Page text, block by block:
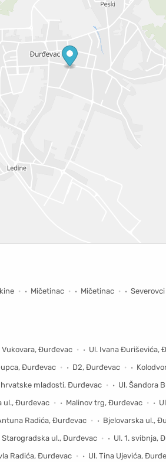
Mičetinac Mičetinac Severovci
Vukovara, Đurđevac Ul. Ivana Đuriševića,
Đurđevac D2, Đurđevac
mladosti, Đurđevac Ul. Šandora
ul., Đurđevac Malinov trg, Đurđevac
Radića, Đurđevac Bjelovarska ul.,
Starogradska ul., Đurđevac Ul. 1. svibnja,
Radića, Đurđevac Ul. Tina Ujevića,